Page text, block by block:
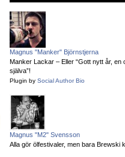
Magnus "Manker" Björnstjerna
Manker Lackar – Eller “Gott nytt år, en
själva”!
Plugin by Social Author Bio
Magnus "M2" Svensson
Alla gör ölfestivaler, men bara Brewski